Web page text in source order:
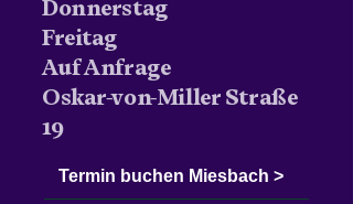
Donnerstag
Freitag
Auf Anfrage
Oskar-von-Miller Straße
19
Termin buchen Miesbach >